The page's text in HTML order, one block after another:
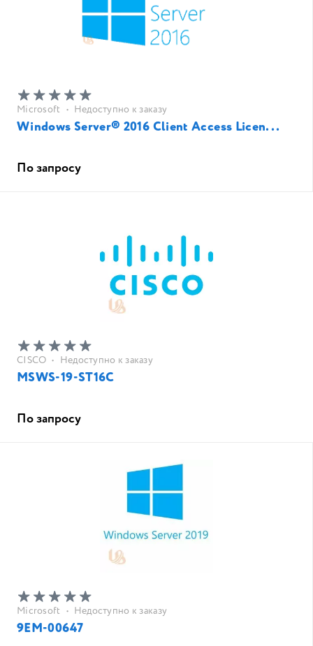
Microsoft • Недоступно к заказу
Windows Server® 2016 Client Access Licen...
По запросу
CISCO • Недоступно к заказу
MSWS-19-ST16C
По запросу
Microsoft • Недоступно к заказу
9EM-00647